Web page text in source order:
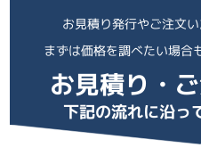
お見積り発行やご注文
まずは価格を調べたい場合
お見積り・
下記の流れに沿っ